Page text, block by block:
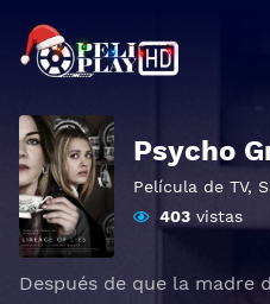
Psycho
Película de TV,
403 vistas
Después de que la madre